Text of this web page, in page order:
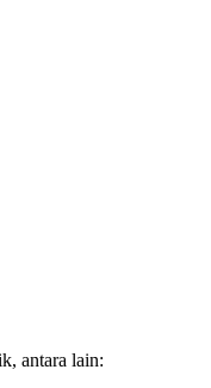
antara lain: